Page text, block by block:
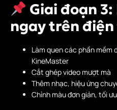
Giai đoạn
ngay trên
Làm quen các phần mềm
KineMaster
Cắt ghép video mượt mà
Thêm nhạc, hiệu ứng
Chỉnh màu đơn giản, tối